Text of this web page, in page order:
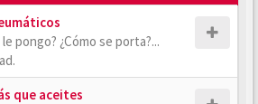
pongo? ¿Cómo se porta?...
que aceites